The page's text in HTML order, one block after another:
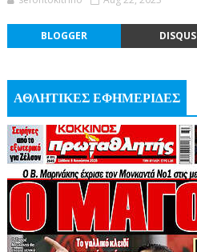
BLOGGER DISQUS
ΑΘΛΗΤΙΚΕΣ ΕΦΗΜΕΡΙΔΕΣ